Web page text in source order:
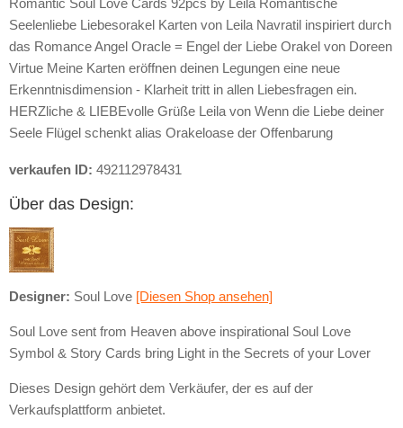
Romantic Soul Love Cards 92pcs by Leila Romantische
Seelenliebe Liebesorakel Karten von Leila Navratil inspiriert durch
das Romance Angel Oracle = Engel der Liebe Orakel von Doreen
Virtue Meine Karten eröffnen deinen Legungen eine neue
Erkenntnisdimension - Klarheit tritt in allen Liebesfragen ein.
HERZliche & LIEBEvolle Grüße Leila von Wenn die Liebe deiner
Seele Flügel schenkt alias Orakeloase der Offenbarung
verkaufen ID: 492112978431
Über das Design:
Designer: Soul Love [Diesen Shop ansehen]
Soul Love sent from Heaven above inspirational Soul Love
Symbol & Story Cards bring Light in the Secrets of your Lover
Dieses Design gehört dem Verkäufer, der es auf der
Verkaufsplattform anbietet.